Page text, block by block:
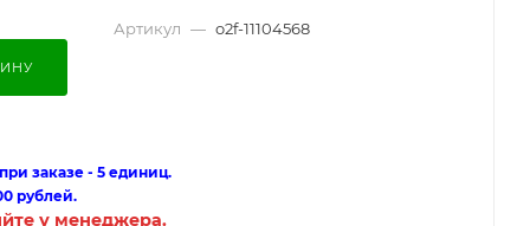
Артикул — o2f-11104568
заказе - 5 единиц.
рублей.
у менеджера.